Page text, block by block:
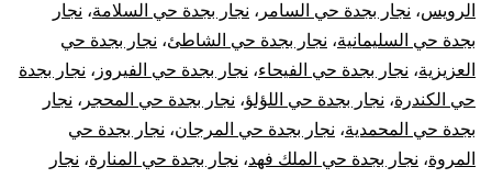
الرويس، نجار بجدة حي السامر ، نجار بجدة حي السلامة، نجار
بجدة حي السليمانية، نجار بجدة حي الشاطئ، نجار بجدة حي
العزيزية، نجار بجدة حي الفيحاء، نجار بجدة حي الفيروز ، نجار بجدة
حي الكندرة، نجار بجدة حي اللؤلؤ، نجار بجدة حي المحجر ، نجار
بجدة حي المحمدية، نجار بجدة حي المرجان، نجار بجدة حي
المروة، نجار بجدة حي الملك فهد، نجار بجدة حي المنارة، نجار